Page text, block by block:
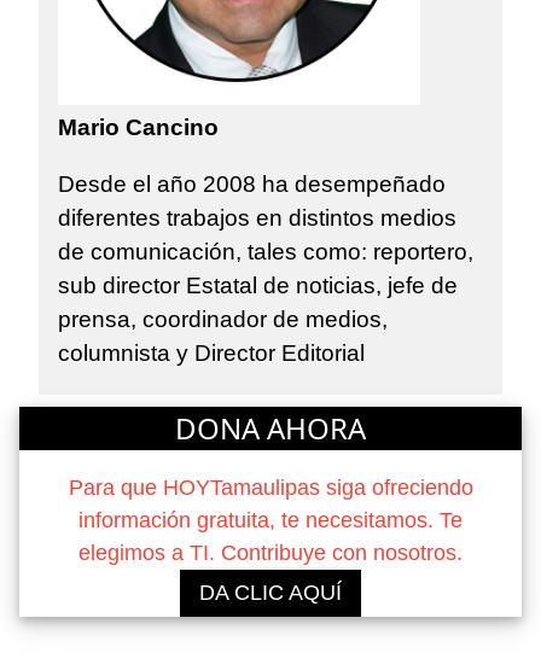
Mario Cancino
Desde el año 2008 ha desempeñado
diferentes trabajos en distintos medios
de comunicación, tales como: reportero,
sub director Estatal de noticias, jefe de
prensa, coordinador de medios,
columnista y Director Editorial
DONA AHORA
Para que HOYTamaulipas siga ofreciendo
información gratuita, te necesitamos. Te
elegimos a TI. Contribuye con nosotros.
DA CLIC AQUÍ